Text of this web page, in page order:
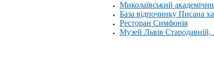
Миколаївський
База відпочинку Писана
Ресторан Симфонія
Музей Львів Стародавній,